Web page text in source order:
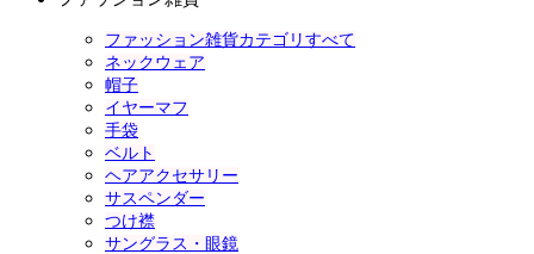
ファッション雑貨カテゴリすべて
ネックウェア
帽子
イヤーマフ
手袋
ベルト
ヘアアクセサリー
サスペンダー
つけ襟
サングラス・眼鏡